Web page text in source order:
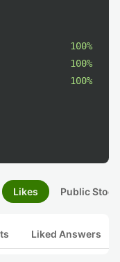
100%
100%
100%
Likes Public
Liked Answers